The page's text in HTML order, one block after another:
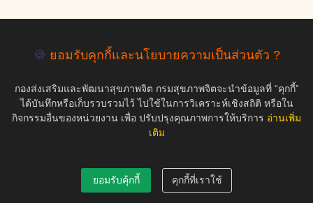
🍪 ยอมรับคุกกี้และนโยบายความเป็นส่วนตัว ?
กองส่งเสริมและพัฒนาสุขภาพจิต กรมสุขภาพจิตจะนำข้อมูลที่ “คุกกี้”
ได้บันทึกหรือเก็บรวบรวมไว้ ไปใช้ในการวิเคราะห์เชิงสถิติ หรือใน
กิจกรรมอื่นของหน่วยงาน เพื่อ ปรับปรุงคุณภาพการให้บริการ อ่านเพิ่ม
เติม
ยอมรับคุ้กกี้ คุกกี้ที่เราใช้